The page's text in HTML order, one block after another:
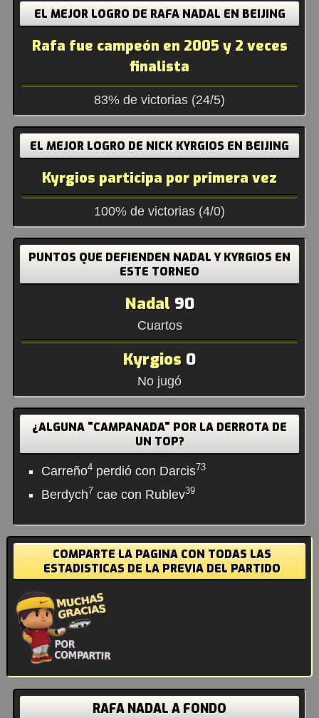
EL MEJOR LOGRO DE RAFA NADAL EN BEIJING
Rafa fue campeón en 2005 y 2 veces
finalista
83% de victorias (24/5)
EL MEJOR LOGRO DE NICK KYRGIOS EN BEIJING
Kyrgios participa por primera vez
100% de victorias (4/0)
PUNTOS QUE DEFIENDEN NADAL Y KYRGIOS EN
ESTE TORNEO
Nadal 90
Cuartos
Kyrgios 0
No jugó
¿ALGUNA "CAMPANADA" POR LA DERROTA DE
UN TOP?
Carreño4perdió con Darcis73
Berdych7 cae con Rublev39
COMPARTE LA PAGINA CON TODAS LAS
ESTADISTICAS DE LA PREVIA DEL PARTIDO
RAFA NADAL A FONDO